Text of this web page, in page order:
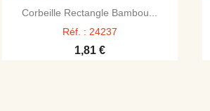
 Aperçu rapide
Corbeille Rectangle Bambou...
Réf. : 24237
1,81 €